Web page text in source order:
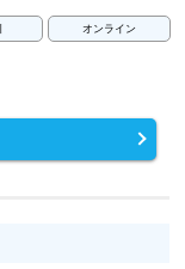
オンライン